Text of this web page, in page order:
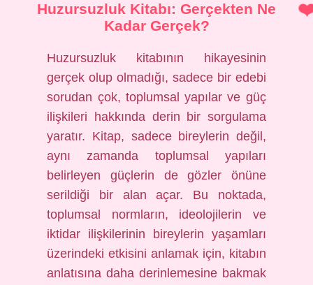
Huzursuzluk Kitabı: Gerçekten Ne
Kadar Gerçek?
Huzursuzluk kitabının hikayesinin
gerçek olup olmadığı, sadece bir edebi
sorudan çok, toplumsal yapılar ve güç
ilişkileri hakkında derin bir sorgulama
yaratır. Kitap, sadece bireylerin değil,
aynı zamanda toplumsal yapıları
belirleyen güçlerin de gözler önüne
serildiği bir alan açar. Bu noktada,
toplumsal normların, ideolojilerin ve
iktidar ilişkilerinin bireylerin yaşamları
üzerindeki etkisini anlamak için, kitabın
anlatısına daha derinlemesine bakmak